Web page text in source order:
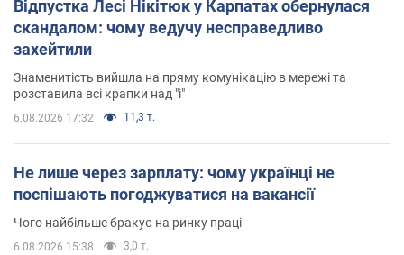
Відпустка Лесі Нікітюк у Карпатах обернулася
скандалом: чому ведучу несправедливо
захейтили
Знаменитість вийшла на пряму комунікацію в мережі та
розставила всі крапки над "і"
6.08.2026 17:32 11,3 т.
Не лише через зарплату: чому українці не
поспішають погоджуватися на вакансії
Чого найбільше бракує на ринку праці
6.08.2026 15:38 3,0 т.